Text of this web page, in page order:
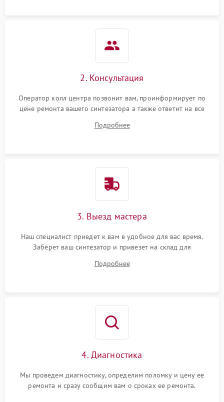
2. Консультация
Оператор колл центра позвонит вам, проинформирует по
цене ремонта вашего синтезатора а также ответит на все
Подробнее
3. Выезд мастера
Наш специалист приедет к вам в удобное для вас время.
Заберет ваш синтезатор и привезет на склад для
Подробнее
4. Диагностика
Мы проведем диагностику, определим поломку и цену ее
ремонта и сразу сообщим вам о сроках ее ремонта.